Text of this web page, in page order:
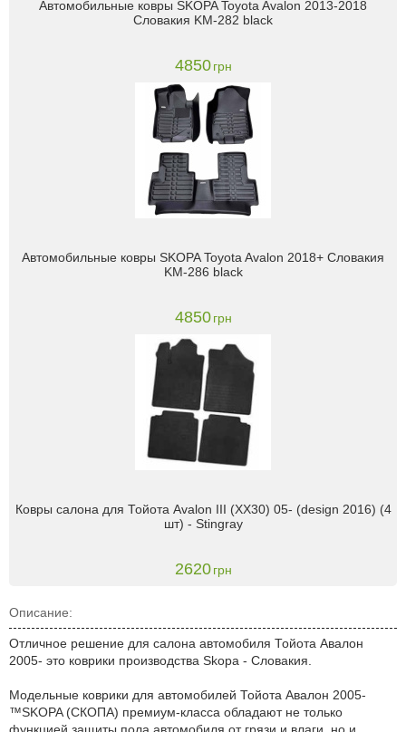
Автомобильные ковры SKOPA Toyota Avalon 2013-2018
Словакия KM-282 black
4850 грн
Автомобильные ковры SKOPA Toyota Avalon 2018+ Словакия
KM-286 black
4850 грн
Ковры салона для Тойота Avalon III (XX30) 05- (design 2016) (4
шт) - Stingray
2620 грн
Описание:
Отличное решение для салона автомобиля Тойота Авалон
2005- это коврики производства Skopa - Словакия.
Модельные коврики для автомобилей Тойота Авалон 2005-
™SKOPA (CКОПА) премиум-класса обладают не только